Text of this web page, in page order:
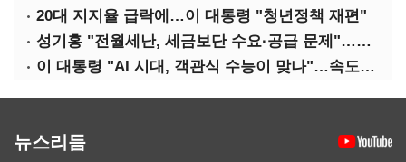
20대 지지율 급락에…이 대통령 "청년정책 재편"
성기홍 "전월세난, 세금보단 수요·공급 문제"…닥공 시사
이 대통령 "AI 시대, 객관식 수능이 맞나"…속도전 '경계'
뉴스리듬